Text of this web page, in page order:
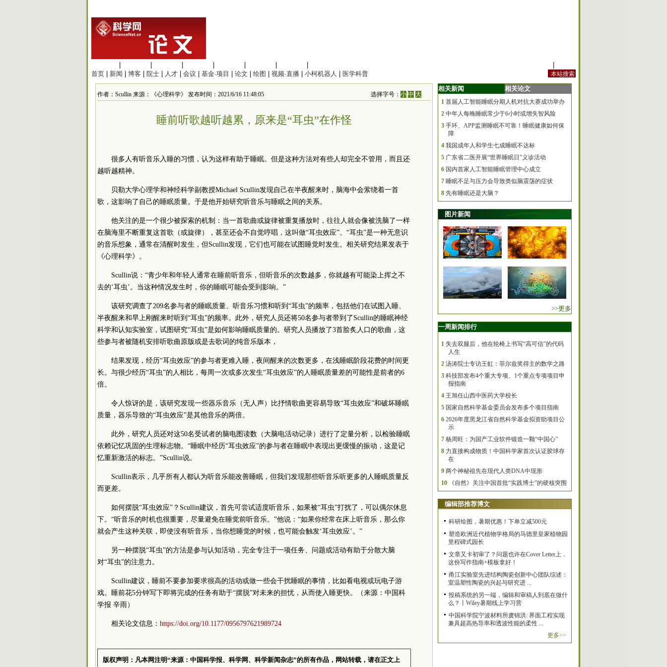
首页
新闻 博客 院士 人才 会议 基金·项目 论文 绘图 视频·直播 小柯机器人 医学科普
作者：Scullin 来源：《心理科学》 发布时间：2021/6/16 11:48:05 选择字号：小 中 大
睡前听歌越听越累，原来是“耳虫”在作怪
很多人有听音乐入睡的习惯，认为这样有助于睡眠。但是这种方法对有些人却完全不管用，而且还
越听越精神。
贝勒大学心理学和神经科学副教授Michael Scullin发现自己在半夜醒来时，脑海中会萦绕着一首
歌，这影响了自己的睡眠质量。于是他开始研究听音乐与睡眠之间的关系。
他关注的是一个很少被探索的机制：当一首歌曲或旋律被重复播放时，往往人就会像被洗脑了一样
在脑海里不断重复这首歌（或旋律），甚至还会不自觉哼唱，这叫做“耳虫效应”。“耳虫”是一种无意识
的音乐想象，通常在清醒时发生，但Scullin发现，它们也可能在试图睡觉时发生。相关研究结果发表于
《心理科学》。
Scullin说：“青少年和年轻人通常在睡前听音乐，但听音乐的次数越多，你就越有可能染上挥之不
去的‘耳虫’。当这种情况发生时，你的睡眠可能会受到影响。”
该研究调查了209名参与者的睡眠质量、听音乐习惯和听到“耳虫”的频率，包括他们在试图入睡、
半夜醒来和早上刚醒来时听到“耳虫”的频率。此外，研究人员还将50名参与者带到了Scullin的睡眠神经
科学和认知实验室，试图研究“耳虫”是如何影响睡眠质量的。研究人员播放了3首脍炙人口的歌曲，这
些参与者被随机安排听歌曲原版或是去歌词的纯音乐版本，
结果发现，经历“耳虫效应”的参与者更难入睡，夜间醒来的次数更多，在浅睡眠阶段花费的时间更
长。与很少经历“耳虫”的人相比，每周一次或多次发生“耳虫效应”的人睡眠质量差的可能性是前者的6
倍。
令人惊讶的是，该研究发现一些器乐音乐（无人声）比抒情歌曲更容易导致“耳虫效应”和破坏睡眠
质量，器乐导致的“耳虫效应”是其他音乐的两倍。
此外，研究人员还对这50名受试者的脑电图读数（大脑电活动记录）进行了定量分析，以检验睡眠
依赖记忆巩固的生理标志物。“睡眠中经历“耳虫效应”的参与者在睡眠中表现出更缓慢的振动，这是记
忆重新激活的标志。”Scullin说。
Scullin表示，几乎所有人都认为听音乐能改善睡眠，但我们发现那些听音乐听更多的人睡眠质量反
而更差。
如何摆脱“耳虫效应”？Scullin建议，首先可尝试适度听音乐，如果被“耳虫”打扰了，可以偶尔休息
下。“听音乐的时机也很重要，尽量避免在睡觉前听音乐。”他说：“如果你经常在床上听音乐，那么你
就会产生这种关联，即使没有听音乐，当你想睡觉的时候，也可能会触发‘耳虫效应’。”
另一种摆脱“耳虫”的方法是参与认知活动，完全专注于一项任务、问题或活动有助于分散大脑
对“耳虫”的注意力。
Scullin建议，睡前不要参加要求很高的活动或做一些会干扰睡眠的事情，比如看电视或玩电子游
戏。睡前花5分钟写下即将完成的任务有助于“摆脱”对未来的担忧，从而使入睡更快。（来源：中国科
学报 辛雨）
相关论文信息： https://doi.org/10.1177/0956797621989724
版权声明：凡本网注明“来源：中国科学报、科学网、科学新闻杂志”的所有作品，网站转载，请在正文上
相关新闻 相关论文
1 首届人工智能睡眠分期人机对抗大赛成功举办
2 中年人每晚睡眠常少于6小时或增失智风险
3 手环、APP监测睡眠不可靠！睡眠健康如何保
障
4 我国成年人和学生七成睡眠不达标
5 广东省二医开展“世界睡眠日”义诊活动
6 国内首家人工智能睡眠管理中心成立
7 睡眠不足与压力会导致类似脑震荡的症状
8 先有睡眠还是大脑？
图片新闻
>>更多
一周新闻排行
1 失去双腿后，他在轮椅上书写“高可信”的代码
人生
2 汤涛院士专访王虹：菲尔兹奖得主的数学之路
3 科技部发布4个重大专项、1个重点专项项目申
报指南
4 王旭任山西中医药大学校长
5 国家自然科学基金委员会发布多个项目指南
6 2026年度黑龙江省自然科学基金拟资助项目公
示
7 杨周旺：为国产工业软件锻造一颗“中国心”
8 力直接构成物质！中国科学家首次认证胶球存
在
9 两个神秘祖先在现代人类DNA中现形
10
《自然》关注中国首批“实践博士”的硬核突围
编辑部推荐博文
科研绘图，暑期优惠！下单立减500元
塑造欧洲近代植物学格局的马德里皇家植物园
里程碑式园长
文章又卡初审了？问题也许在Cover Letter上，
这份写作指南+模板拿好！
甬江实验室先进结构陶瓷创新中心团队综述：
室温塑性陶瓷的兴起与研究进 ...
投稿系统的另一端，编辑和审稿人到底在做什
么？丨Wiley暑期线上学习营
中国科学院宁波材料所虞锦洪: 界面工程实现
兼具超高热导率和透波性能的柔性 ...
更多>>